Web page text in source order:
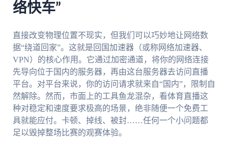
络快车”
直接改变物理位置不现实，但我们可以巧妙地让网络数
据“绕道回家”。这就是回国加速器（或称网络加速器、
VPN）的核心作用。它通过加密通道，将你的网络连接
先导向位于国内的服务器，再由这台服务器去访问直播
平台。对平台来说，你的访问请求就来自“国内”，限制自
然解除。然而，市面上的工具鱼龙混杂，看体育直播这
种对稳定和速度要求极高的场景，绝非随便一个免费工
具就能应付。卡顿、掉线、被封……任何一个小问题都
足以毁掉整场比赛的观赛体验。